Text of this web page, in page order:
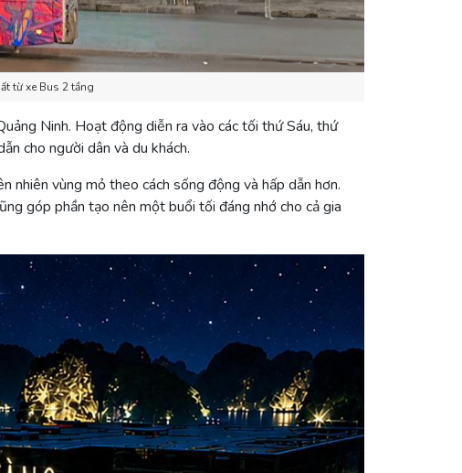
từ xe Bus 2 tầng
Ninh. Hoạt động diễn ra vào các tối thứ Sáu, thứ
cho người dân và du khách.
nhiên vùng mỏ theo cách sống động và hấp dẫn hơn.
góp phần tạo nên một buổi tối đáng nhớ cho cả gia